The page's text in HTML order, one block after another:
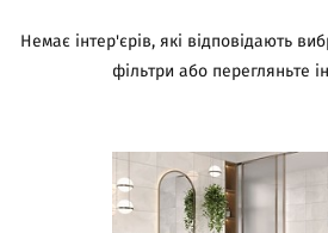
Немає інтер'єрів, які відповідають
фільтри або перегляньте